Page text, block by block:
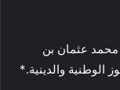
محمد عثمان بن
الوطنية والدينية.*